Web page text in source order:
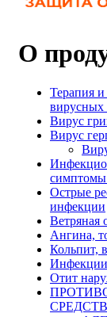
О
Терапия
Вирус
Вирус
симптомы
Острые
инфекции
Ветряная
Ангина,
Кольпит,
Отит